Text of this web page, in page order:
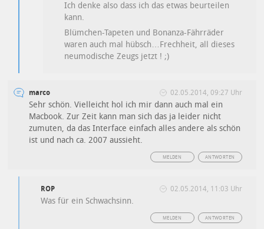
Ich denke also dass ich das etwas beurteilen
kann.
Blümchen-Tapeten und Bonanza-Fährräder
waren auch mal hübsch…Frechheit, all dieses
neumodische Zeugs jetzt ! ;)
marco 02.05.2014, 09:27 Uhr
Sehr schön. Vielleicht hol ich mir dann auch mal ein
Macbook. Zur Zeit kann man sich das ja leider nicht
zumuten, da das Interface einfach alles andere als schön
ist und nach ca. 2007 aussieht.
ANTWORTEN
MELDEN
ROP 02.05.2014, 11:03 Uhr
Was für ein Schwachsinn.
ANTWORTEN
MELDEN